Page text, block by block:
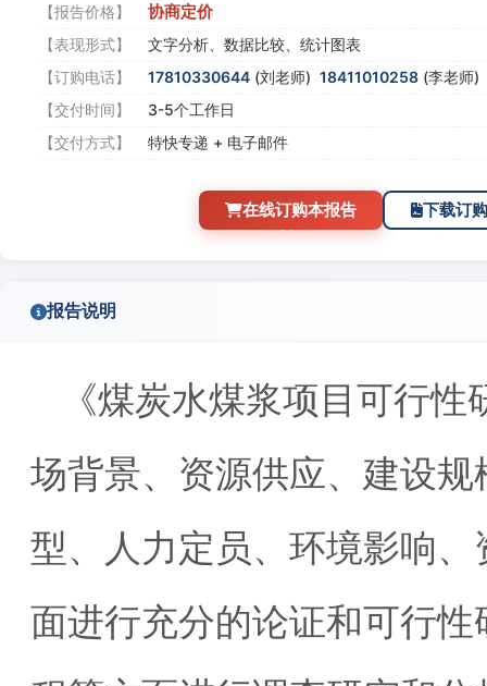
【报告价格】
协商定价
【表现形式】
文字分析、数据比较、统计图表
【订购电话】
17810330644 (刘老师) 18411010258 (李老师)
【交付时间】
3-5个工作日
【交付方式】
特快专递 + 电子邮件
在线订购本报告 下载订
报告说明
《煤炭水煤浆项目可行
场背景、资源供应、建设
型、人力定员、环境影响
面进行充分的论证和可行